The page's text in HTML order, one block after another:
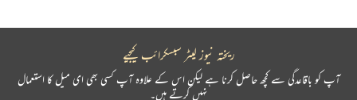
ریختہ نیوز لیٹر سبسکرائب کیجیے
آپ کو باقاعدگی سے کچھ حاصل کرنا ہے لیکن اس کے علاوہ آپ کسی بھی ای میل کا استعمال
نہیں کرتے ہیں۔